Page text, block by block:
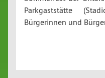
Parkgaststätte
Bürgerinnen und